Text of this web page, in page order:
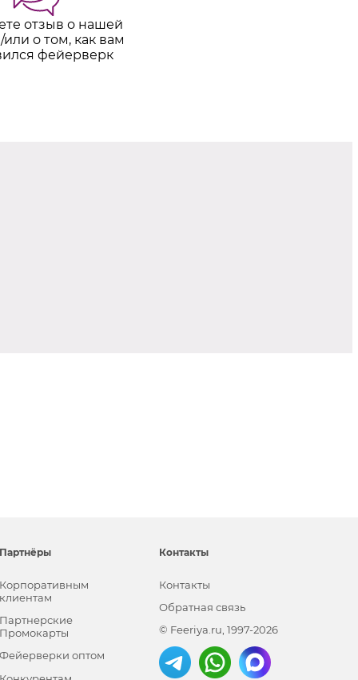
отзыв о нашей
о том, как вам
фейерверк
оптом
Контакты
Контакты
Обратная связь
© Feeriya.ru, 1997-2026